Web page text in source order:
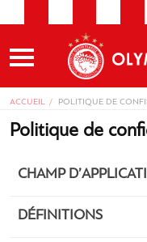
ACCUEIL POLITIQUE DE
Politique de
CHAMP
DÉFINITIONS